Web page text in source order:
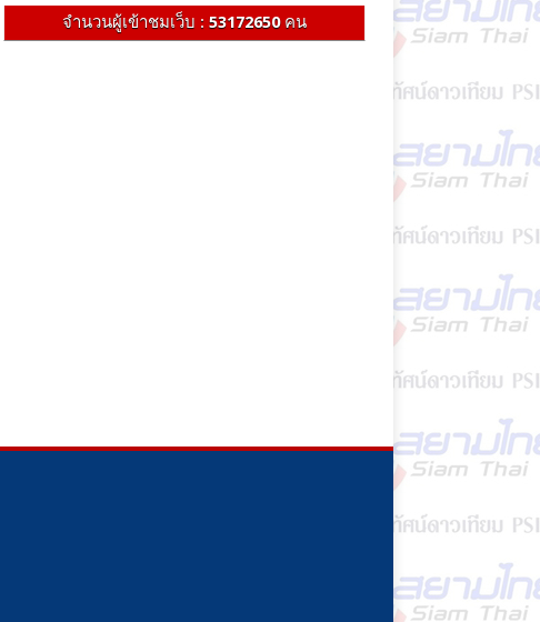
จำนวนผู้เข้าชมเว็บ : 53172650คน